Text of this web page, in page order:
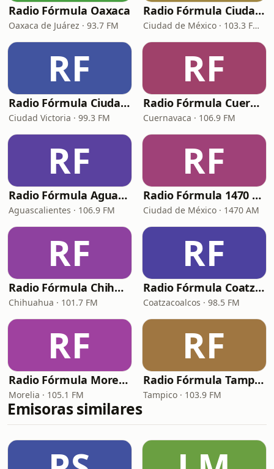
Radio Fórmula Oaxaca
Oaxaca de Juárez · 93.7 FM
Radio Fórmula Ciudad de México
Ciudad de México · 103.3 FM - 970 AM
RF
Radio Fórmula Ciudad Victoria
Ciudad Victoria · 99.3 FM
RF
Radio Fórmula Cuernavaca
Cuernavaca · 106.9 FM
RF
Radio Fórmula Aguascalientes
Aguascalientes · 106.9 FM
RF
Radio Fórmula 1470 AM
Ciudad de México · 1470 AM
RF
Radio Fórmula Chihuahua
Chihuahua · 101.7 FM
RF
Radio Fórmula Coatzacoalcos
Coatzacoalcos · 98.5 FM
RF
Radio Fórmula Morelia
Morelia · 105.1 FM
RF
Radio Fórmula Tampico
Tampico · 103.9 FM
Emisoras similares